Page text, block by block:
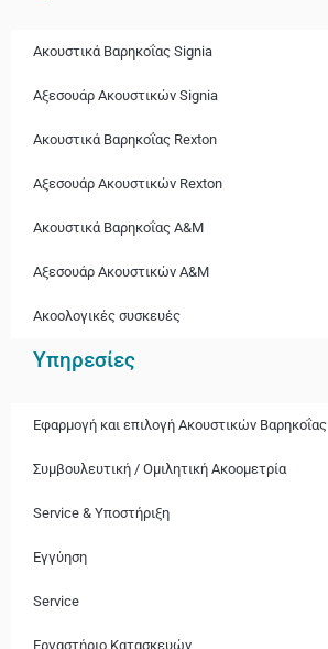
Ακουστικά Βαρηκοΐας Signia
Αξεσουάρ Ακουστικών Signia
Ακουστικά Bαρηκοΐας Rexton
Αξεσουάρ Ακουστικών Rexton
Ακουστικά Βαρηκοΐας A&M
Αξεσουάρ Ακουστικών A&M
Ακοολογικές συσκευές
Υπηρεσίες
Εφαρμογή και επιλογή Ακουστικών Βαρηκοΐας
Συμβουλευτική / Ομιλητική Ακοομετρία
Service & Υποστήριξη
Εγγύηση
Service
Εργαστήριο Κατασκευών